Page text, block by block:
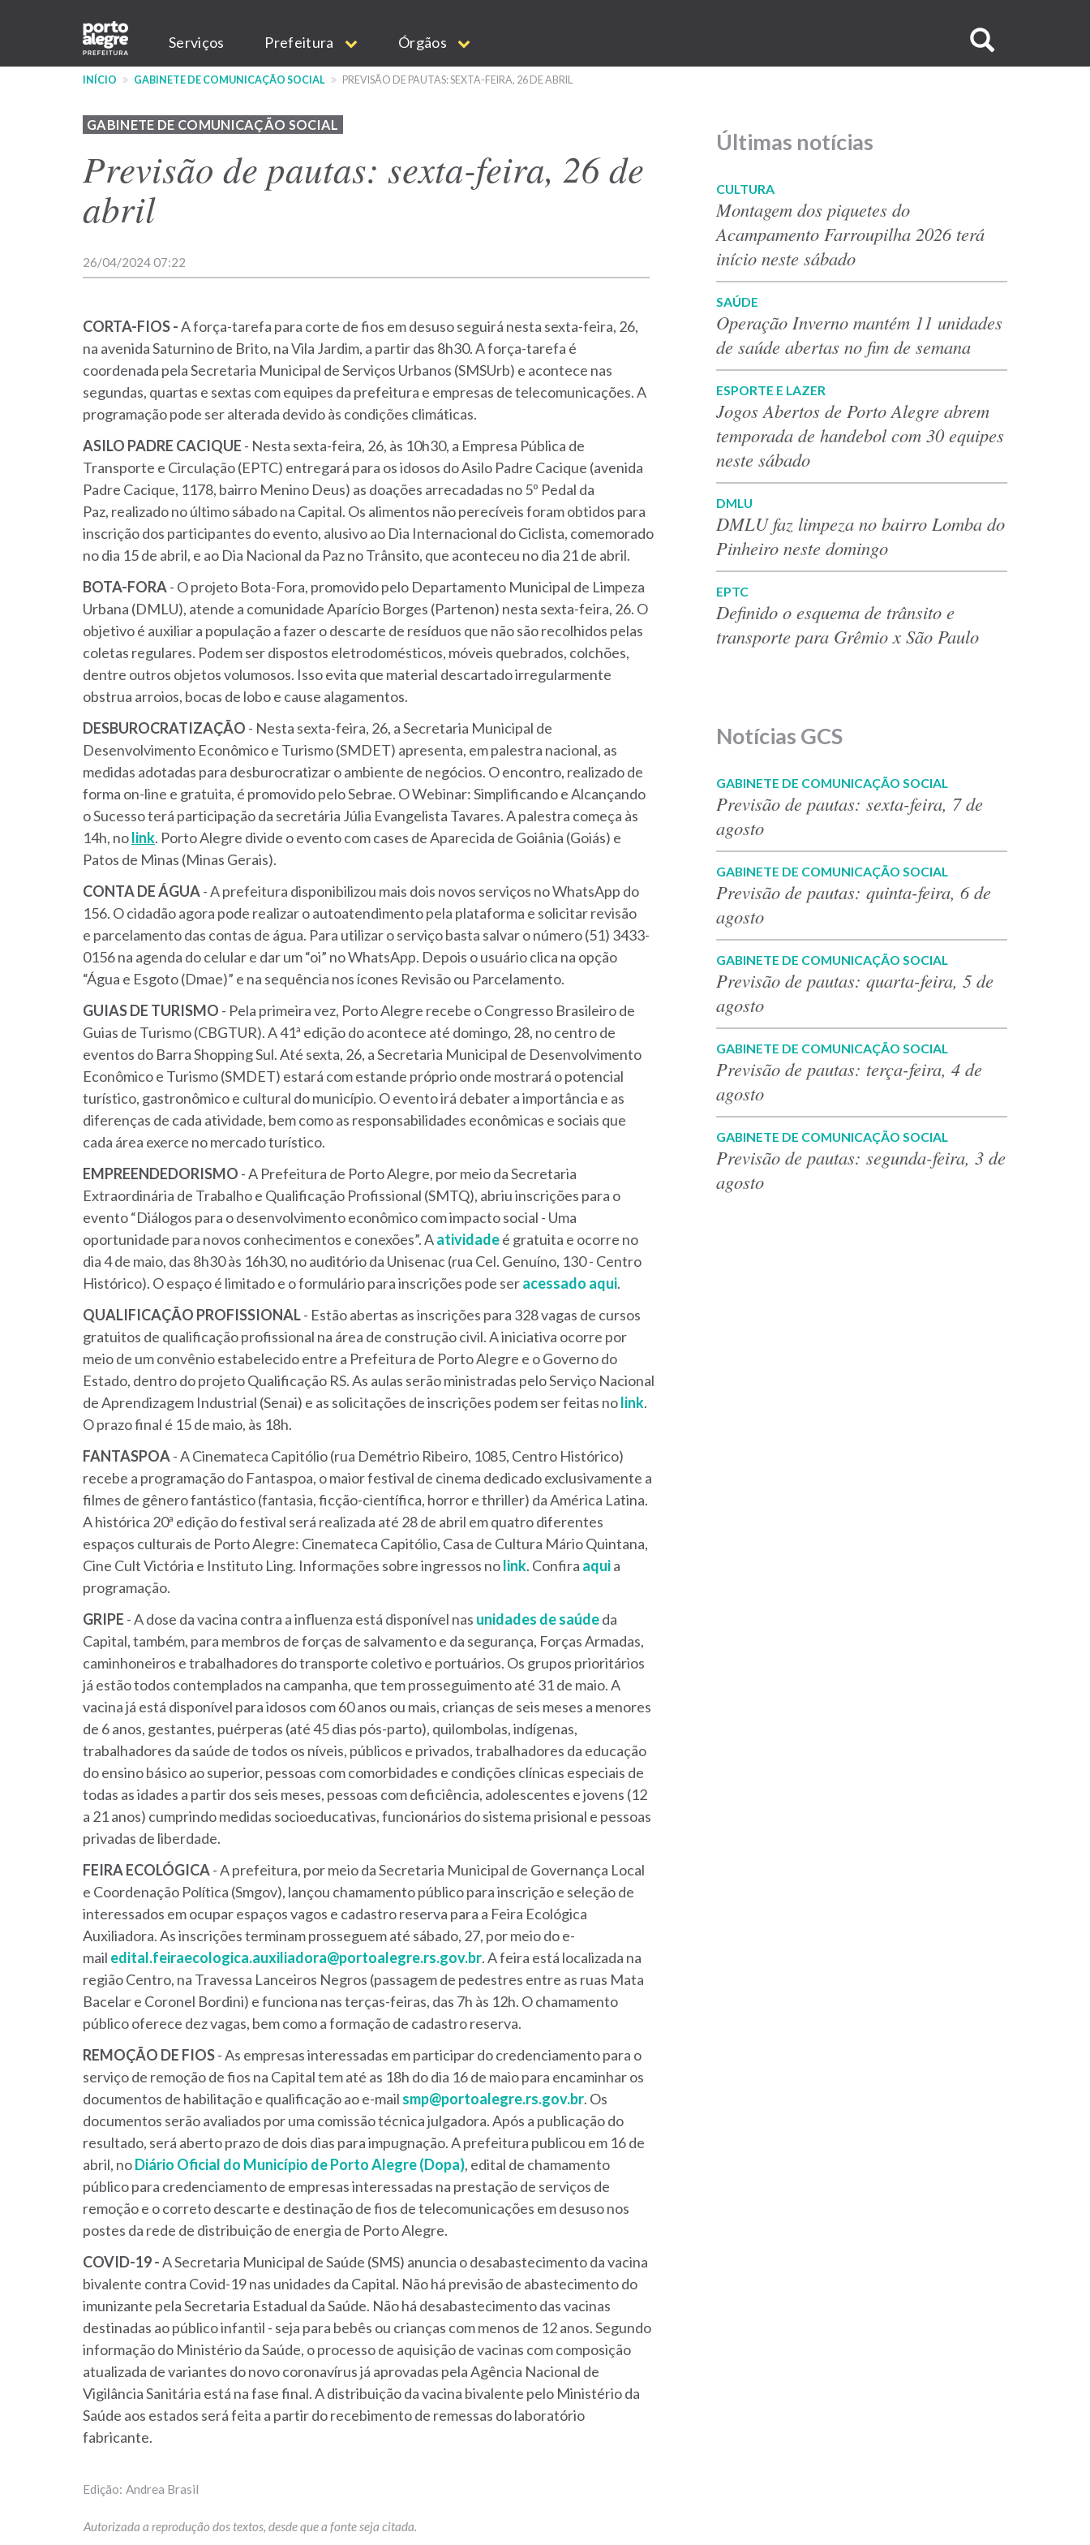
conteúdo
Main
navigation
Serviços Prefeitura Órgãos
no
INÍCIO GABINETE DE COMUNICAÇÃO SOCIAL PREVISÃO DE PAUTAS: SEXTA-FEIRA, 26 DE ABRIL
GABINETE DE COMUNICAÇÃO SOCIAL
Previsão de pautas: sexta-feira, 26 de
abril
26/04/2024 07:22
CORTA-FIOS -A força-tarefa para corte de fios em desuso seguirá nesta sexta-feira, 26,
na avenida Saturnino de Brito, na Vila Jardim, a partir das 8h30. A força-tarefa é
coordenada pela Secretaria Municipal de Serviços Urbanos (SMSUrb) e acontece nas
segundas, quartas e sextas com equipes da prefeitura e empresas de telecomunicações. A
programação pode ser alterada devido às condições climáticas.
ASILO PADRE CACIQUE - Nesta sexta-feira, 26, às 10h30, a Empresa Pública de
Transporte e Circulação (EPTC) entregará para os idosos do Asilo Padre Cacique (avenida
Padre Cacique, 1178, bairro Menino Deus) as doações arrecadadas no 5º Pedal da
Paz, realizado no último sábado na Capital. Os alimentos não perecíveis foram obtidos para
inscrição dos participantes do evento, alusivo ao Dia Internacional do Ciclista, comemorado
no dia 15 de abril, e ao Dia Nacional da Paz no Trânsito, que aconteceu no dia 21 de abril.
BOTA-FORA- O projeto Bota-Fora, promovido pelo Departamento Municipal de Limpeza
Urbana (DMLU), atende a comunidade Aparício Borges (Partenon) nesta sexta-feira, 26. O
objetivo é auxiliar a população a fazer o descarte de resíduos que não são recolhidos pelas
coletas regulares. Podem ser dispostos eletrodomésticos, móveis quebrados, colchões,
dentre outros objetos volumosos. Isso evita que material descartado irregularmente
obstrua arroios, bocas de lobo e cause alagamentos.
DESBUROCRATIZAÇÃO - Nesta sexta-feira, 26, a Secretaria Municipal de
Desenvolvimento Econômico e Turismo (SMDET) apresenta, em palestra nacional, as
medidas adotadas para desburocratizar o ambiente de negócios. O encontro, realizado de
forma on-line e gratuita, é promovido pelo Sebrae. O Webinar: Simplificando e Alcançando
o Sucesso terá participação da secretária Júlia Evangelista Tavares. A palestra começa às
14h, nolink. Porto Alegre divide o evento com cases de Aparecida de Goiânia (Goiás) e
Patos de Minas (Minas Gerais).
CONTA DE ÁGUA- A prefeitura disponibilizou mais dois novos serviços no WhatsApp do
156. O cidadão agora pode realizar o autoatendimento pela plataforma e solicitar revisão
e parcelamento das contas de água. Para utilizar o serviço basta salvar o número (51) 3433-
0156 na agenda do celular e dar um “oi” no WhatsApp. Depois o usuário clica na opção
“Água e Esgoto (Dmae)” e na sequência nos ícones Revisão ou Parcelamento.
GUIAS DE TURISMO - Pela primeira vez, Porto Alegre recebe o Congresso Brasileiro de
Guias de Turismo (CBGTUR). A 41ª edição do acontece até domingo, 28, no centro de
eventos do Barra Shopping Sul. Até sexta, 26, a Secretaria Municipal de Desenvolvimento
Econômico e Turismo (SMDET) estará com estande próprio onde mostrará o potencial
turístico, gastronômico e cultural do município. O evento irá debater a importância e as
diferenças de cada atividade, bem como as responsabilidades econômicas e sociais que
cada área exerce no mercado turístico.
EMPREENDEDORISMO - A Prefeitura de Porto Alegre, por meio da Secretaria
Extraordinária de Trabalho e Qualificação Profissional (SMTQ), abriu inscrições para o
evento “Diálogos para o desenvolvimento econômico com impacto social - Uma
oportunidade para novos conhecimentos e conexões”. Aatividadeé gratuita e ocorre no
dia 4 de maio, das 8h30 às 16h30, no auditório da Unisenac (rua Cel. Genuíno, 130 - Centro
Histórico). O espaço é limitado e o formulário para inscrições pode seracessado aqui.
QUALIFICAÇÃO PROFISSIONAL- Estão abertas as inscrições para 328 vagas de cursos
gratuitos de qualificação profissional na área de construção civil. A iniciativa ocorre por
meio de um convênio estabelecido entre a Prefeitura de Porto Alegre e o Governo do
Estado, dentro do projeto Qualificação RS. As aulas serão ministradas pelo Serviço Nacional
de Aprendizagem Industrial (Senai) e as solicitações de inscrições podem ser feitas nolink.
O prazo final é 15 de maio, às 18h.
FANTASPOA- A Cinemateca Capitólio (rua Demétrio Ribeiro, 1085, Centro Histórico)
recebe a programação do Fantaspoa, o maior festival de cinema dedicado exclusivamente a
filmes de gênero fantástico (fantasia, ficção-científica, horror e thriller) da América Latina.
A histórica 20ª edição do festival será realizada até 28 de abril em quatro diferentes
espaços culturais de Porto Alegre: Cinemateca Capitólio, Casa de Cultura Mário Quintana,
Cine Cult Victória e Instituto Ling. Informações sobre ingressos nolink. Confira aquia
programação.
GRIPE - A dose da vacina contra a influenza está disponível nas unidades de saúdeda
Capital, também, para membros de forças de salvamento e da segurança, Forças Armadas,
caminhoneiros e trabalhadores do transporte coletivo e portuários. Os grupos prioritários
já estão todos contemplados na campanha, que tem prosseguimento até 31 de maio. A
vacina já está disponível para idosos com 60 anos ou mais, crianças de seis meses a menores
de 6 anos, gestantes, puérperas (até 45 dias pós-parto), quilombolas, indígenas,
trabalhadores da saúde de todos os níveis, públicos e privados, trabalhadores da educação
do ensino básico ao superior, pessoas com comorbidades e condições clínicas especiais de
todas as idades a partir dos seis meses, pessoas com deficiência, adolescentes e jovens (12
a 21 anos) cumprindo medidas socioeducativas, funcionários do sistema prisional e pessoas
privadas de liberdade.
FEIRA ECOLÓGICA- A prefeitura, por meio da Secretaria Municipal de Governança Local
e Coordenação Política (Smgov), lançou chamamento público para inscrição e seleção de
interessados em ocupar espaços vagos e cadastro reserva para a Feira Ecológica
Auxiliadora. As inscrições terminam prosseguem até sábado, 27, por meio do e-
mail edital.feiraecologica.auxiliadora@portoalegre.rs.gov.br. A feira está localizada na
região Centro, na Travessa Lanceiros Negros (passagem de pedestres entre as ruas Mata
Bacelar e Coronel Bordini) e funciona nas terças-feiras, das 7h às 12h. O chamamento
público oferece dez vagas, bem como a formação de cadastro reserva.
REMOÇÃO DE FIOS- As empresas interessadas em participar do credenciamento para o
serviço de remoção de fios na Capital tem até as 18h do dia 16 de maio para encaminhar os
documentos de habilitação e qualificação ao e-mail smp@portoalegre.rs.gov.br. Os
documentos serão avaliados por uma comissão técnica julgadora. Após a publicação do
resultado, será aberto prazo de dois dias para impugnação. A prefeitura publicou em 16 de
abril, noDiário Oficial do Município de Porto Alegre (Dopa), edital de chamamento
público para credenciamento de empresas interessadas na prestação de serviços de
remoção e o correto descarte e destinação de fios de telecomunicações em desuso nos
postes da rede de distribuição de energia de Porto Alegre.
COVID-19 -A Secretaria Municipal de Saúde (SMS) anuncia o desabastecimento da vacina
bivalente contra Covid-19 nas unidades da Capital. Não há previsão de abastecimento do
imunizante pela Secretaria Estadual da Saúde. Não há desabastecimento das vacinas
destinadas ao público infantil - seja para bebês ou crianças com menos de 12 anos. Segundo
informação do Ministério da Saúde, o processo de aquisição de vacinas com composição
atualizada de variantes do novo coronavírus já aprovadas pela Agência Nacional de
Vigilância Sanitária está na fase final. A distribuição da vacina bivalente pelo Ministério da
Saúde aos estados será feita a partir do recebimento de remessas do laboratório
fabricante.
Andrea Brasil
Últimas notícias
CULTURA
Montagem dos piquetes do
Acampamento Farroupilha 2026 terá
início neste sábado
SAÚDE
Operação Inverno mantém 11 unidades
de saúde abertas no fim de semana
ESPORTE E LAZER
Jogos Abertos de Porto Alegre abrem
temporada de handebol com 30 equipes
neste sábado
DMLU
DMLU faz limpeza no bairro Lomba do
Pinheiro neste domingo
EPTC
Definido o esquema de trânsito e
transporte para Grêmio x São Paulo
Notícias GCS
GABINETE DE COMUNICAÇÃO SOCIAL
Previsão de pautas: sexta-feira, 7 de
agosto
GABINETE DE COMUNICAÇÃO SOCIAL
Previsão de pautas: quinta-feira, 6 de
agosto
GABINETE DE COMUNICAÇÃO SOCIAL
Previsão de pautas: quarta-feira, 5 de
agosto
GABINETE DE COMUNICAÇÃO SOCIAL
Previsão de pautas: terça-feira, 4 de
agosto
GABINETE DE COMUNICAÇÃO SOCIAL
Previsão de pautas: segunda-feira, 3 de
agosto